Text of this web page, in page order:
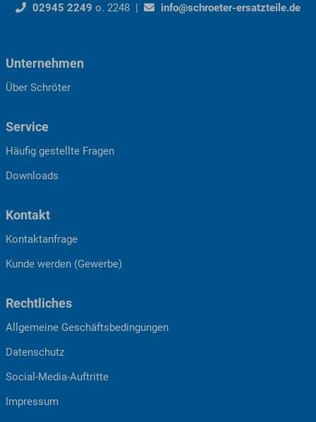
02945 2249 o. 2248 | info@schroeter-ersatzteile.de
Unternehmen
Über Schröter
Service
Häufig gestellte Fragen
Downloads
Kontakt
Kontaktanfrage
Kunde werden (Gewerbe)
Rechtliches
Allgemeine Geschäftsbedingungen
Datenschutz
Social-Media-Auftritte
Impressum